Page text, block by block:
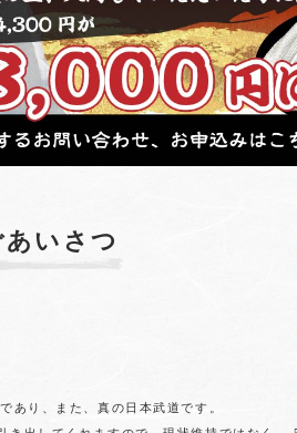
あいさつ
あり、
また、真の日本武道です。